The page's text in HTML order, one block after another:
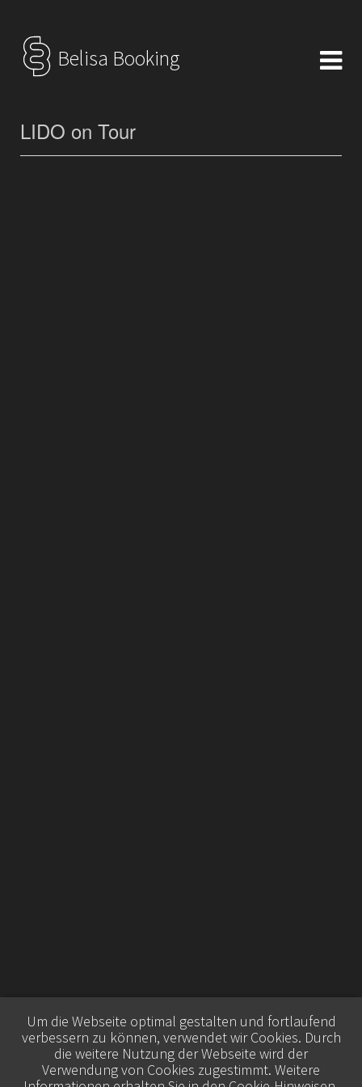
Belisa Booking
LIDO on Tour
Um die Webseite optimal gestalten und fortlaufend
verbessern zu können, verwendet wir Cookies. Durch
die weitere Nutzung der Webseite wird der
Verwendung von Cookies zugestimmt. Weitere